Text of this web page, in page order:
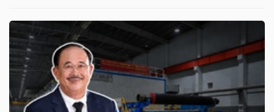
Dịch
vụ
(-)